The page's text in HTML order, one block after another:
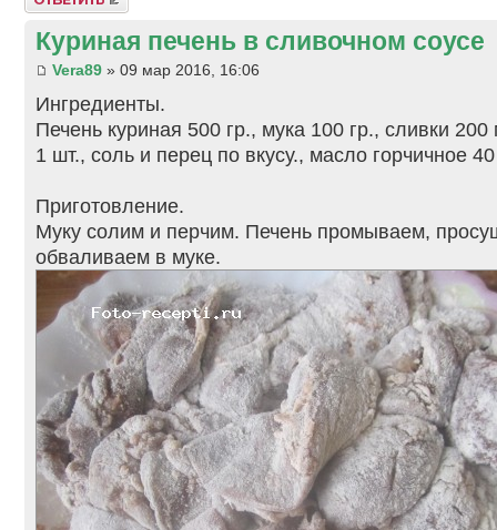
Куриная печень в сливочном соусе
Vera89 » 09 мар 2016, 16:06
Ингредиенты.
Печень куриная 500 гр., мука 100 гр., сливки
1 шт., соль и перец по вкусу., масло горчичное
Приготовление.
Муку солим и перчим. Печень промываем,
обваливаем в муке.